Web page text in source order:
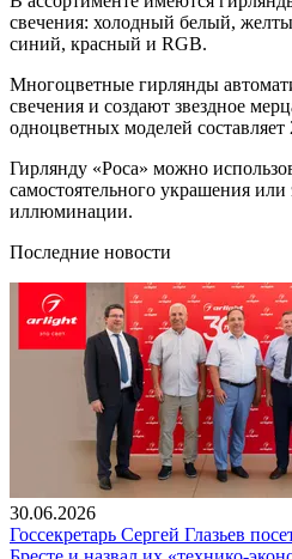
свечения: холодный белый,
синий, красный и RGB.
Многоцветные гирлянды
свечения и создают звездное
одноцветных моделей
Гирлянду «Роса» можно
самостоятельного украшения
иллюминации.
Последние новости
30.06.2026
Госсекретарь Сергей Глазьев